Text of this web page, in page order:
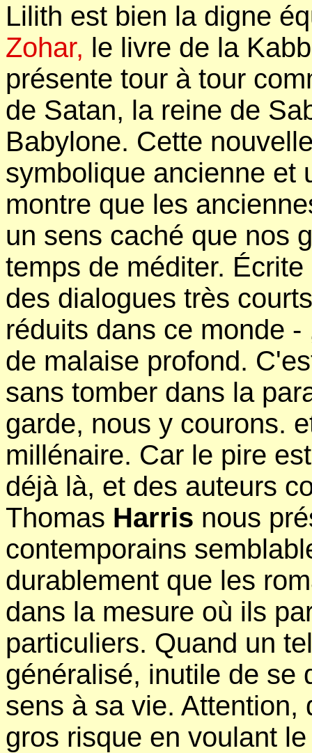
Lilith est bien la digne
Zohar, le livre de la
présente tour à tour
de Satan, la reine de
Babylone. Cette
symbolique ancienne et
montre que les
un sens caché que nos
temps de méditer.
des dialogues très
réduits dans ce monde
de malaise profond.
sans tomber dans la
garde, nous y courons.
millénaire. Car le pire
déjà là, et des auteurs
Thomas Harris nous
contemporains
durablement que les
dans la mesure où ils
particuliers. Quand un
généralisé, inutile de se
sens à sa vie. Attention,
gros risque en voulant